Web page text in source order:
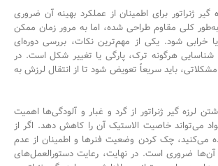
ژنراتور برای اطمینان از عملکرد بهینه آن ضروری
به‌طور کلی مقاوم طراحی شده، اما به مرور زمان ممکن
خرابی شود. یکی از مهم‌ترین نکات، بررسی دوره‌ای
شناسایی هرگونه ترک، پارگی یا تغییر شکل است. در
باید سریعاً تعویض شود تا از انتقال لرزش به
لرزه گیر ژنراتور از گرد و غبار و آلودگی‌ها اهمیت
می‌تواند خاصیت الاستیک آن را کاهش دهد. اگر از
می‌کنید، چک کردن وضعیت فنرها و اطمینان از عدم
ضروری است. در نهایت، رعایت دستورالعمل‌های